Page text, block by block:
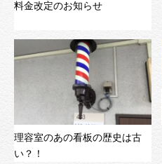
料金改定のお知らせ
理容室のあの看板の歴史は古
い？！